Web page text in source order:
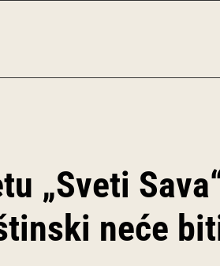
„Sveti
neće